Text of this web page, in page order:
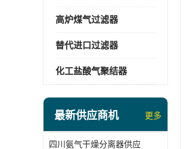
高炉煤气过滤器
替代进口过滤器
化工盐酸气聚结器
最新供应商机 更多
四川氨气干燥分离器供应